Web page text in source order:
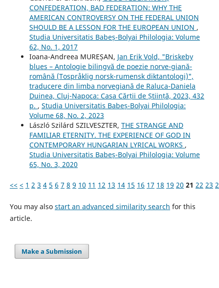
CONFEDERATION, BAD FEDERATION: WHY THE
AMERICAN CONTROVERSY ON THE FEDERAL UNION
SHOULD BE A LESSON FOR THE EUROPEAN UNION ,
Studia Universitatis Babeș-Bolyai Philologia: Volume
62, No. 1, 2017
Ioana-Andreea MUREȘAN, Jan Erik Vold, "Briskeby
blues – Antologie bilingvă de poezie norve-giană-
română (Tospråklig norsk-rumensk diktantologi)",
traducere din limba norvegiană de Raluca-Daniela
Duinea, Cluj-Napoca: Casa Cărții de Știință, 2023, 432
p. , Studia Universitatis Babeș-Bolyai Philologia:
Volume 68, No. 2, 2023
László Szilárd SZILVESZTER, THE STRANGE AND
FAMILIAR ETERNITY. THE EXPERIENCE OF GOD IN
CONTEMPORARY HUNGARIAN LYRICAL WORKS ,
Studia Universitatis Babeș-Bolyai Philologia: Volume
65, No. 3, 2020
<< < 1 2 3 4 5 6 7 8 9 10 11 12 13 14 15 16 17 18 19 20 21 22 23
You may also start an advanced similarity search for this
article.
Make a Submission